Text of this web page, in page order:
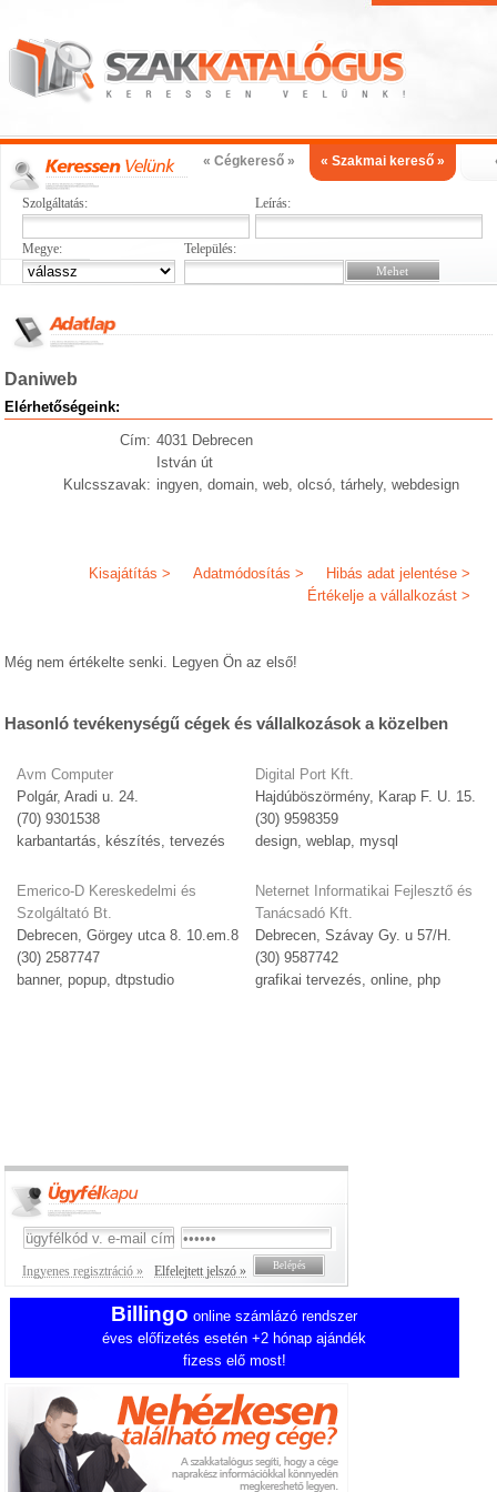
« Cégkereső » « Szakmai kereső »
Szolgáltatás: Leírás:
Megye: Település:
Daniweb
Elérhetőségeink:
Cím: 4031 Debrecen
István út
Kulcsszavak: ingyen, domain, web, olcsó, tárhely, webdesign
Hibás adat jelentése >
Adatmódosítás >
Kisajátítás >
Értékelje a vállalkozást >
Még nem értékelte senki. Legyen Ön az első!
Hasonló tevékenységű cégek és vállalkozások a közelben
Avm Computer
Polgár, Aradi u. 24.
(70) 9301538
karbantartás, készítés, tervezés
Emerico-D Kereskedelmi és
Szolgáltató Bt.
Debrecen, Görgey utca 8. 10.em.8
(30) 2587747
banner, popup, dtpstudio
Digital Port Kft.
Hajdúböszörmény, Karap F. U. 15.
(30) 9598359
design, weblap, mysql
Neternet Informatikai Fejlesztő és
Tanácsadó Kft.
Debrecen, Szávay Gy. u 57/H.
(30) 9587742
grafikai tervezés, online, php
Ingyenes regisztráció » Elfelejtett jelszó »
Billingo online számlázó rendszer
éves előfizetés esetén +2 hónap ajándék
fizess elő most!